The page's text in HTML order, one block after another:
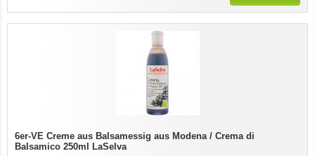
6er-VE Creme aus Balsamessig aus Modena / Crema di
Balsamico 250ml LaSelva